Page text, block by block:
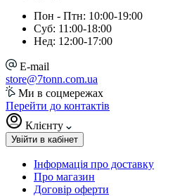
Пон - Птн: 10:00-19:00
Суб: 11:00-18:00
Нед: 12:00-17:00
E-mail
store@7tonn.com.ua
Ми в соцмережах
Перейти до контактів
Клієнту
Увійти в кабінет
Інформація про доставку
Про магазин
Договір оферти